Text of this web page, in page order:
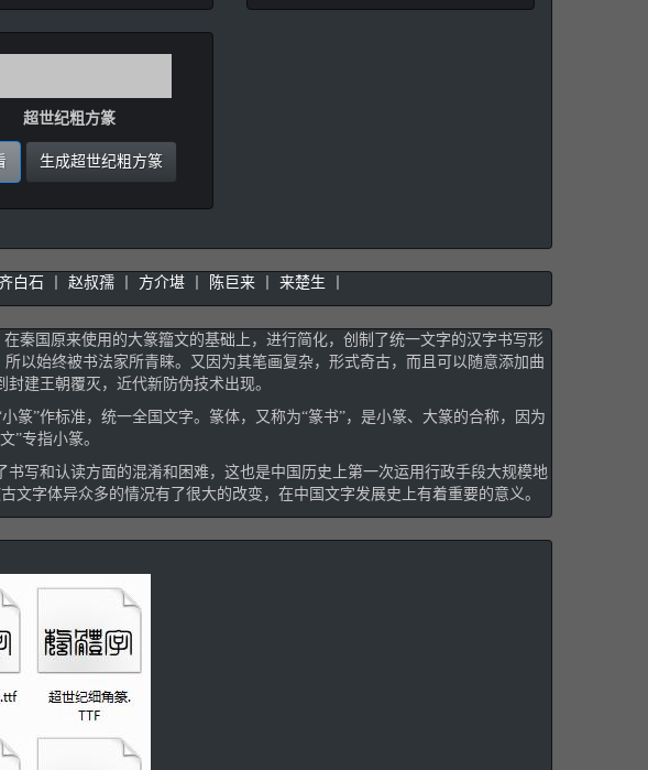
超世纪粗方篆
生成超世纪粗方篆
白石 赵叔孺 方介堪 陈巨来 来楚生
秦国原来使用的大篆籀文的基础上，进行简化，创制了统一文字的汉字书写形
以始终被书法家所青睐。又因为其笔画复杂，形式奇古，而且可以随意添加曲
建王朝覆灭，近代新防伪技术出现。
”作标准，统一全国文字。篆体，又称为“篆书”，是小篆、大篆的合称，因为
”专指小篆。
写和认读方面的混淆和困难，这也是中国历史上第一次运用行政手段大规模地
字体异众多的情况有了很大的改变，在中国文字发展史上有着重要的意义。